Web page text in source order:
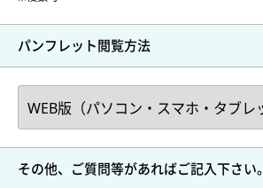
パンフレット閲覧方法
その他、ご質問等があればご記入下さい。